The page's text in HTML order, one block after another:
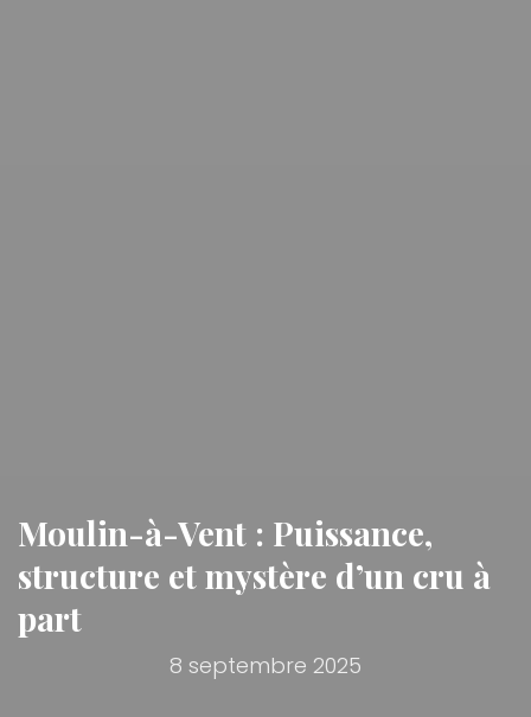
Moulin-à-Vent : Puissance,
structure et mystère d’un cru à
part
8 septembre 2025